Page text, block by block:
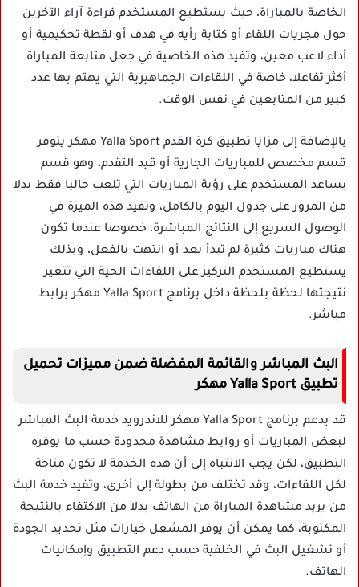
الخاصة بالمباراة، حيث يستطيع المستخدم قراءة آراء الآخرين
حول مجريات اللقاء أو كتابة رأيه في هدف أو لقطة تحكيمية أو
أداء لاعب معين، وتفيد هذه الخاصية في جعل متابعة المباراة
أكثر تفاعلا، خاصة في اللقاءات الجماهيرية التي يهتم بها عدد
كبير من المتابعين في نفس الوقت.
بالإضافة إلى مزايا تطبيق كرة القدم Yalla Sport مهكر يتوفر
قسم مخصص للمباريات الجارية أو قيد التقدم، وهو قسم
يساعد المستخدم على رؤية المباريات التي تلعب حاليا فقط بدلا
من المرور على جدول اليوم بالكامل، وتفيد هذه الميزة في
الوصول السريع إلى النتائج المباشرة، خصوصا عندما تكون
هناك مباريات كثيرة لم تبدأ بعد أو انتهت بالفعل، وبذلك
يستطيع المستخدم التركيز على اللقاءات الحية التي تتغير
نتيجتها لحظة بلحظة داخل برنامج Yalla Sport مهكر برابط
مباشر.
البث المباشر والقائمة المفضلة ضمن مميزات تحميل
تطبيق Yalla Sport مهكر
قد يدعم برنامج Yalla Sport مهكر للاندرويد خدمة البث المباشر
لبعض المباريات أو روابط مشاهدة محدودة حسب ما يوفره
التطبيق، لكن يجب الانتباه إلى أن هذه الخدمة لا تكون متاحة
لكل اللقاءات، وقد تختلف من بطولة إلى أخرى، وتفيد خدمة البث
من يريد مشاهدة المباراة من الهاتف بدلا من الاكتفاء بالنتيجة
المكتوبة، كما يمكن أن يوفر المشغل خيارات مثل تحديد الجودة
أو تشغيل البث في الخلفية حسب دعم التطبيق وإمكانيات
الهاتف.